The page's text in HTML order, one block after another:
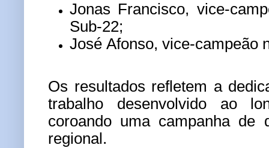
Jonas Francisco, vice-
Sub-22;
José Afonso, vice-campeão
Os resultados refletem a
trabalho desenvolvido ao
coroando uma campanha de
regional.